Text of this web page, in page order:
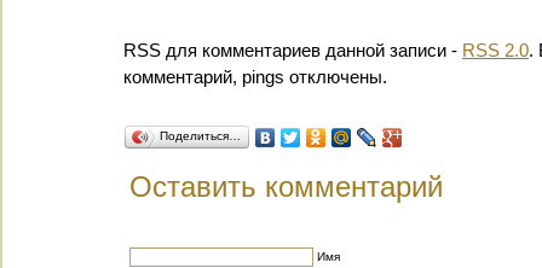
RSS для комментариев данной записи - RSS 2.0.
комментарий, pings отключены.
Поделиться…
Оставить комментарий
Имя